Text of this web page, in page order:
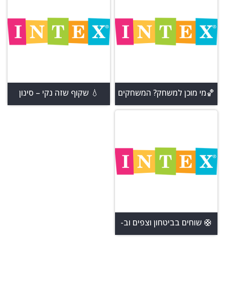
🏀מי מוכן למשחק? המשחקים
שיעשו לכם את הקיץ ☀️
💧 שקוף שזה נקי – סינון
🛟 שוחים בביטחון וצפים וב-